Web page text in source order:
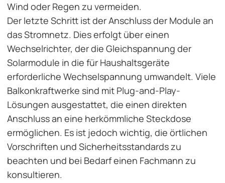
Wind oder Regen zu vermeiden.
Der letzte Schritt ist der Anschluss der Module an
das Stromnetz. Dies erfolgt über einen
Wechselrichter, der die Gleichspannung der
Solarmodule in die für Haushaltsgeräte
erforderliche Wechselspannung umwandelt. Viele
Balkonkraftwerke sind mit Plug-and-Play-
Lösungen ausgestattet, die einen direkten
Anschluss an eine herkömmliche Steckdose
ermöglichen. Es ist jedoch wichtig, die örtlichen
Vorschriften und Sicherheitsstandards zu
beachten und bei Bedarf einen Fachmann zu
konsultieren.